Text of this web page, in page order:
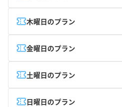
木曜日のプラン
金曜日のプラン
土曜日のプラン
日曜日のプラン